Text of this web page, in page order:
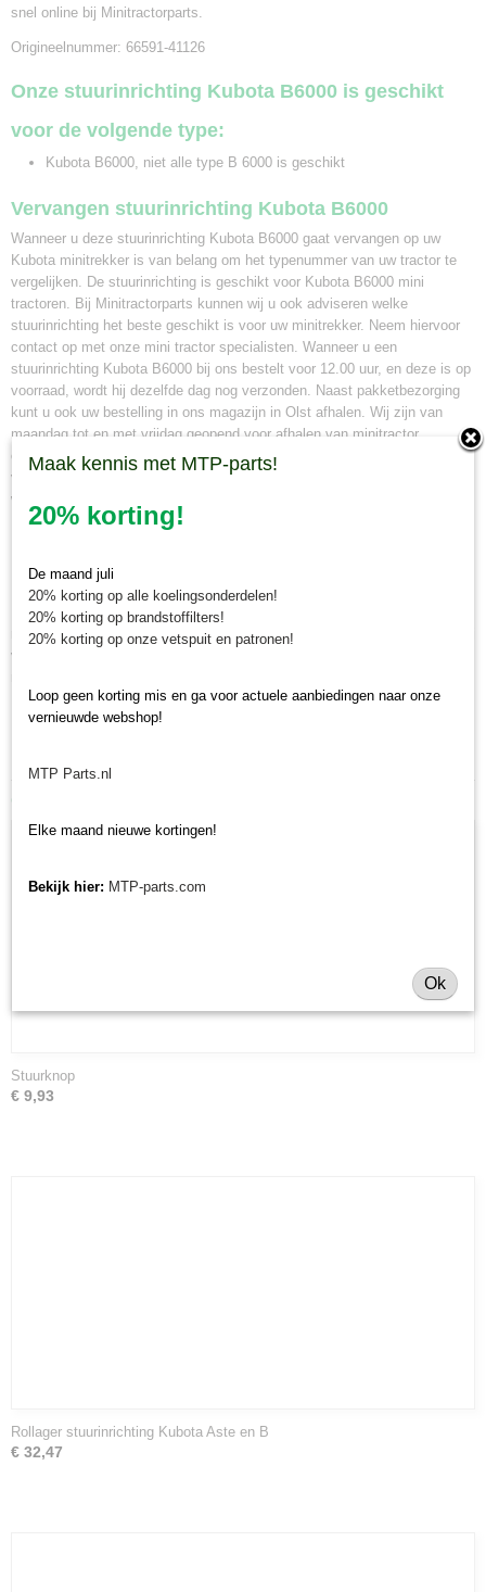
snel online bij Minitractorparts.
Origineelnummer: 66591-41126
Onze stuurinrichting Kubota B6000 is geschikt
voor de volgende type:
Kubota B6000, niet alle type B 6000 is geschikt
Vervangen stuurinrichting Kubota B6000
Wanneer u deze stuurinrichting Kubota B6000 gaat vervangen op uw
Kubota minitrekker is van belang om het typenummer van uw tractor te
vergelijken. De stuurinrichting is geschikt voor Kubota B6000 mini
tractoren. Bij Minitractorparts kunnen wij u ook adviseren welke
stuurinrichting het beste geschikt is voor uw minitrekker. Neem hiervoor
contact op met onze mini tractor specialisten. Wanneer u een
stuurinrichting Kubota B6000 bij ons bestelt voor 12.00 uur, en deze is op
voorraad, wordt hij dezelfde dag nog verzonden. Naast pakketbezorging
kunt u ook uw bestelling in ons magazijn in Olst afhalen. Wij zijn van
maandag tot en met vrijdag geopend voor afhalen van minitractor
onderdelen van 8.30 tot 16.30 uur. Maakt u hiervoor eerst een afspraak
via whatsapp 0630381824 of per e-mail info@minitractorparts.nl, dan zijn
wij u graag van dienst.
minitrekker onderdelen!
Minitractorparts heeft een groot assortiment onderdelen op het gebied van
minitractoren, miditractoren, compacttractoren en aanbouwwerktuigen. Wij
verkopen deze onderdelen met als specialisme de Japanse
Stuurknop
€ 9,93
Rollager stuurinrichting Kubota Aste en B
€ 32,47
Maak kennis met MTP-parts!
20% korting!
De maand juli
20% korting op alle koelingsonderdelen!
20% korting op brandstoffilters!
20% korting op onze vetspuit en patronen!
Loop geen korting mis en ga voor actuele aanbiedingen naar onze
vernieuwde webshop!
MTP Parts.nl
Elke maand nieuwe kortingen!
Bekijk hier: MTP-parts.com
Ok